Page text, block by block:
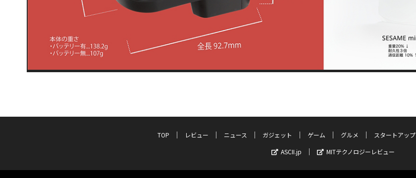
TOP レビュー ニュース ガジェット ゲーム グルメ スタートアップ
ASCII.jp
MITテクノロジーレビュー